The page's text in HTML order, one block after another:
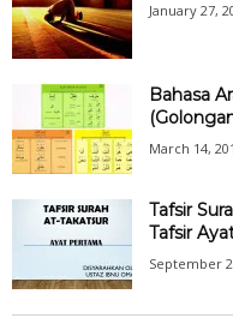
January 27,
Bahasa
March 14,
Tafsir
Tafsir
September